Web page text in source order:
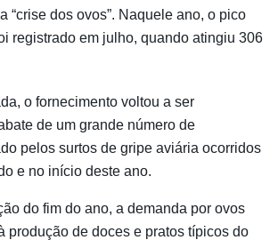
“crise dos ovos”. Naquele ano, o pico
registrado em julho, quando atingiu 306
o fornecimento voltou a ser
de um grande número de
pelos surtos de gripe aviária ocorridos
e no início deste ano.
do fim do ano, a demanda por ovos
produção de doces e pratos típicos do